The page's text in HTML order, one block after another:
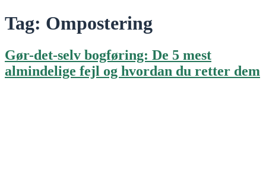
Tag: Ompostering
Gør-det-selv bogføring: De 5 mest
almindelige fejl og hvordan du retter dem